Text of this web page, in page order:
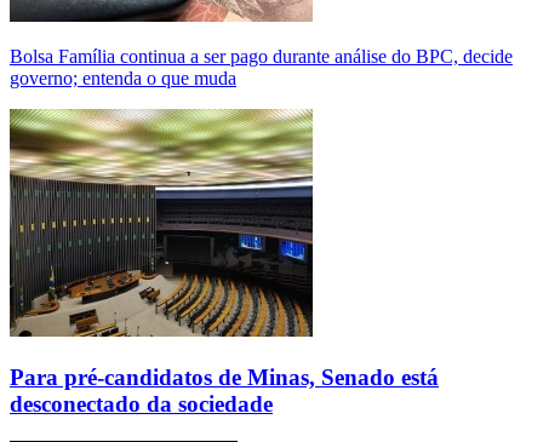
Bolsa Família continua a ser pago durante análise do BPC, decide
governo; entenda o que muda
Para pré-candidatos de Minas, Senado está
desconectado da sociedade